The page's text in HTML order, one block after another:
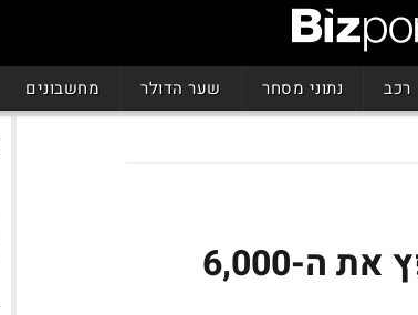
רכב נתוני מסחר שער הדולר מחשבונים
ללא מעצורים - הביטקוין טס הלילה וניפץ את ה-6,000